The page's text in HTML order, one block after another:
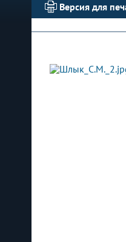
Версия для